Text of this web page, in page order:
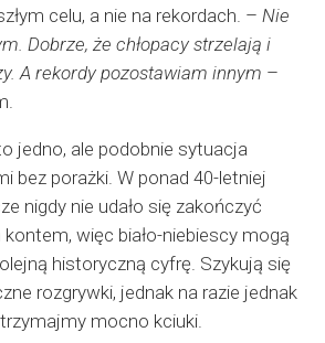
celu, a nie na rekordach. –Nie
Dobrze, że chłopacy strzelają i
A rekordy pozostawiam innym –
jedno, ale podobnie sytuacja
bez porażki. W ponad 40-letniej
nigdy nie udało się zakończyć
więc biało-niebiescy mogą
historyczną cyfrę. Szykują się
rozgrywki, jednak na razie jednak
mocno kciuki.